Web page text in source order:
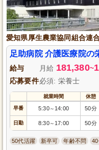
愛知県厚生農業協同組合連
足助病院 介護医療院の
給与 月給 181,380~
応募要件必須: 栄養士
就業時間 休憩
早番 5:30～ 14:00 50分
日勤 8:30～ 17:00 50分
50代活躍 新卒可 年齢不問